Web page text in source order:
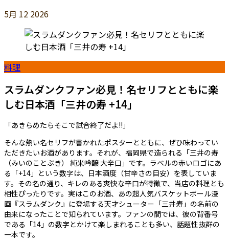
5月 12 2026
料理
スラムダンクファン必見！名セリフとともに楽
しむ日本酒「三井の寿 +14」
「あきらめたらそこで試合終了だよ!!」
そんな熱い名セリフが書かれたポスターとともに、ぜひ味わってい
ただきたいお酒があります。それが、福岡県で造られる「三井の寿
（みいのことぶき） 純米吟醸 大辛口」です。ラベルの赤いロゴにあ
る「+14」という数字は、日本酒度（甘辛さの目安）を表していま
す。その名の通り、キレのある爽快な辛口が特徴で、当店の料理とも
相性ぴったりです。実はこのお酒、あの超人気バスケットボール漫
画『スラムダンク』に登場する天才シューター「三井寿」の名前の
由来になったことで知られています。ファンの間では、彼の背番号
である「14」の数字とかけて楽しまれることも多い、話題性抜群の
一本です。